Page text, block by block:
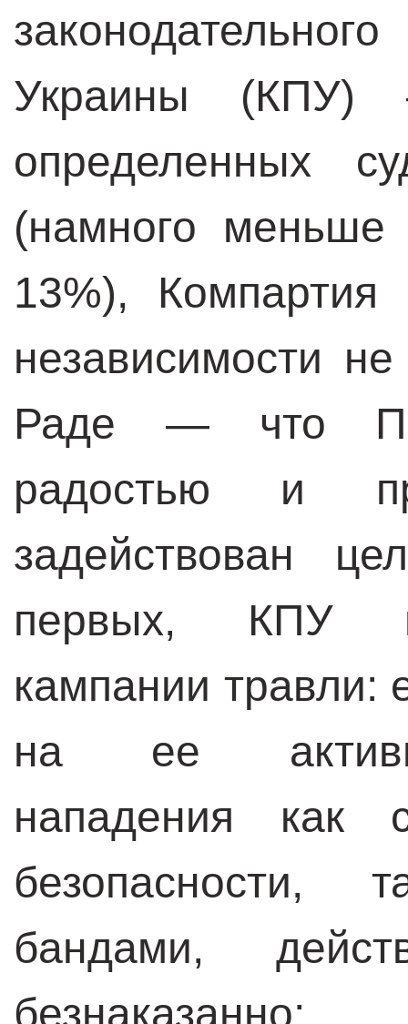
Украины (КПУ)
определенных
(намного меньше
13%),
независимости
Раде — что
радостью и
задействован
первых, КПУ
кампании травли:
на ее
нападения как
безопасности,
бандами,